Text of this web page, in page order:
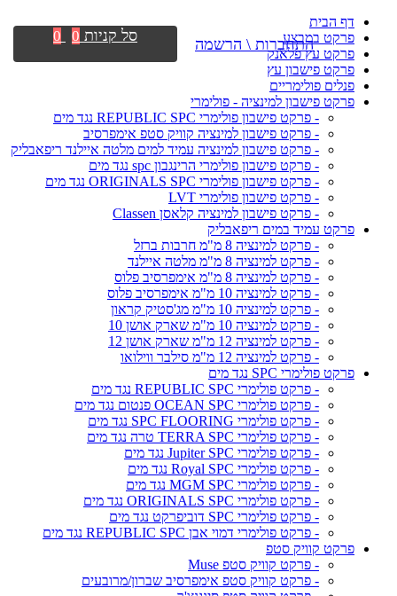
דף הבית
פרקט במבצע
פרקט עץ פלאנק
פרקט פישבון עץ
פנלים פולימריים
פרקט פישבון למינציה - פולימרי
- פרקט פישבון פולימרי REPUBLIC SPC נגד מים
- פרקט פישבון למינציה קוויק סטפ אימפרסיב
- פרקט פישבון למינציה עמיד למים מלטה איילנד ריפאבליק
- פרקט פישבון פולימרי הרינגבון spc נגד מים
- פרקט פישבון פולימרי ORIGINALS SPC נגד מים
- פרקט פישבון פולימרי LVT
- פרקט פישבון למינציה קלאסן Classen
פרקט עמיד במים ריפאבליק
- פרקט למינציה 8 מ"מ חרבות ברזל
- פרקט למינציה 8 מ"מ מלטה איילנד
- פרקט למינציה 8 מ"מ אימפרסיב פלוס
- פרקט למינציה 10 מ"מ אימפרסיב פלוס
- פרקט למינציה 10 מ"מ מג'סטיק קראון
- פרקט למינציה 10 מ"מ שארק אושן 10
- פרקט למינציה 12 מ"מ שארק אושן 12
- פרקט למינציה 12 מ"מ סילבר ווילואו
פרקט פולימרי SPC נגד מים
- פרקט פולימרי REPUBLIC SPC נגד מים
- פרקט פולימרי OCEAN SPC פנטום נגד מים
- פרקט פולימרי SPC FLOORING נגד מים
- פרקט פולימרי TERRA SPC טרה נגד מים
- פרקט פולימרי Jupiter SPC נגד מים
- פרקט פולימרי Royal SPC נגד מים
- פרקט פולימרי MGM SPC נגד מים
- פרקט פולימרי ORIGINALS SPC נגד מים
- פרקט פולימרי SPC דוביפרקט נגד מים
- פרקט פולימרי דמוי אבן REPUBLIC SPC נגד מים
פרקט קוויק סטפ
- פרקט קוויק סטפ Muse
- פרקט קוויק סטפ אימפרסיב שברון/מרובעים
התחברות \ הרשמה סל קניות 0
0